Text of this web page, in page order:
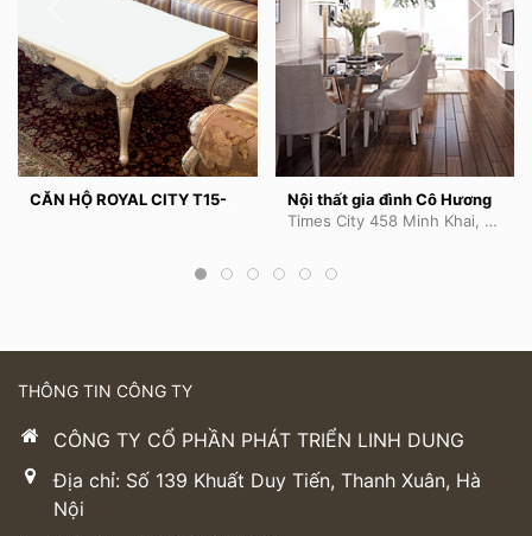
Nội thất gia đình Cô Hương
Times City 458 Minh Khai, Hai Bà Trưng, Hà Nội
THÔNG TIN CÔNG TY
CÔNG TY CỔ PHẦN PHÁT TRIỂN LINH DUNG
Địa chỉ: Số 139 Khuất Duy Tiến, Thanh Xuân, Hà
Nội